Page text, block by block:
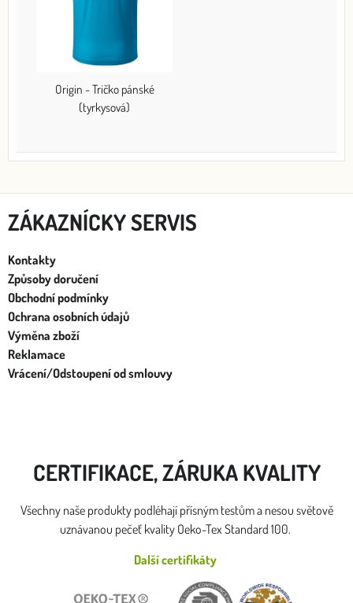
Origin - Tričko pánské
(tyrkysová)
ZÁKAZNÍCKY SERVIS
Kontakty
Způsoby doručení
Obchodní podmínky
Ochrana osobních údajů
Výměna zboží
Reklamace
Vrácení/Odstoupení od smlouvy
CERTIFIKACE, ZÁRUKA KVALITY
Všechny naše produkty podléhají přísným testům a nesou světově
uznávanou pečeť kvality Oeko-Tex Standard 100.
Další certifikáty